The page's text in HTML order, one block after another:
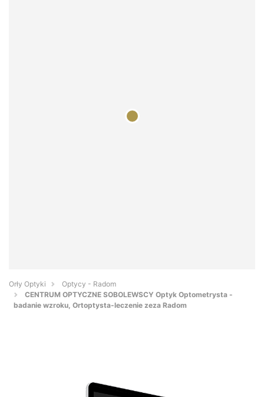
Orły Optyki
Optycy - Radom
CENTRUM OPTYCZNE SOBOLEWSCY Optyk Optometrysta -
badanie wzroku, Ortoptysta-leczenie zeza Radom